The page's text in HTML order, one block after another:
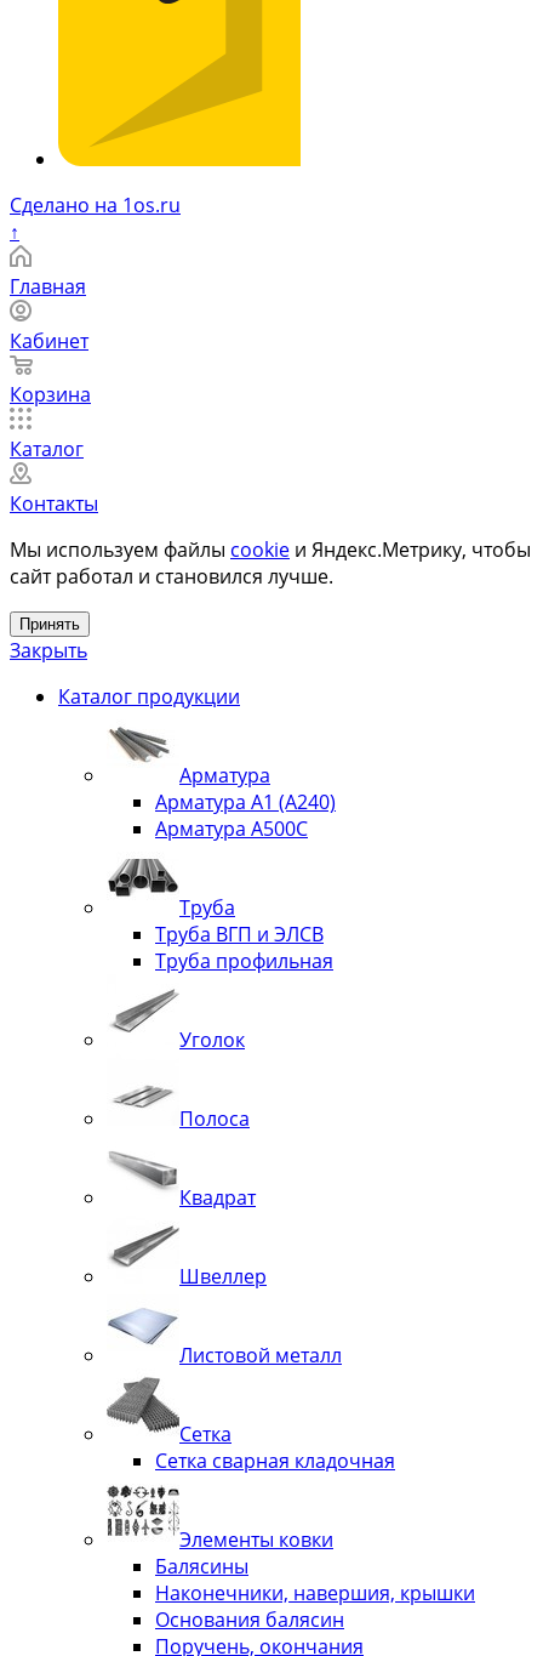
Сделано на 1os.ru
↑
Главная
Кабинет
Корзина
Каталог
Контакты
Мы используем файлы cookie и Яндекс.Метрику, чтобы
сайт работал и становился лучше.
Принять
Закрыть
Каталог продукции
Арматура
Арматура А1 (А240)
Арматура А500С
Труба
Труба ВГП и ЭЛСВ
Труба профильная
Уголок
Полоса
Квадрат
Швеллер
Листовой металл
Сетка
Сетка сварная кладочная
Элементы ковки
Балясины
Наконечники, навершия, крышки
Основания балясин
Поручень, окончания